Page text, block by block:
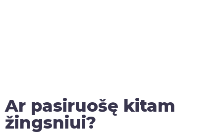
Ar pasiruošę kitam
žingsniui?